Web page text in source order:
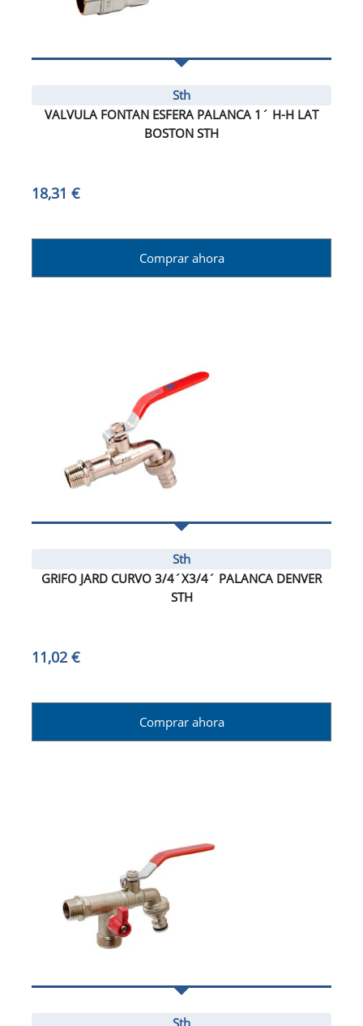
Sth
VALVULA FONTAN ESFERA PALANCA 1´ H-H LAT
BOSTON STH
18,31 €
Comprar ahora
Sth
GRIFO JARD CURVO 3/4´X3/4´ PALANCA DENVER
STH
11,02 €
Comprar ahora